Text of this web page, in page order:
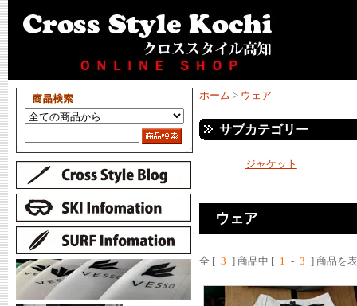
ホーム > ウェア
サブカテゴリー
ジャケット
ウェア
全 [ 3 ] 商品中 [ 1 - 3 ] 商品を